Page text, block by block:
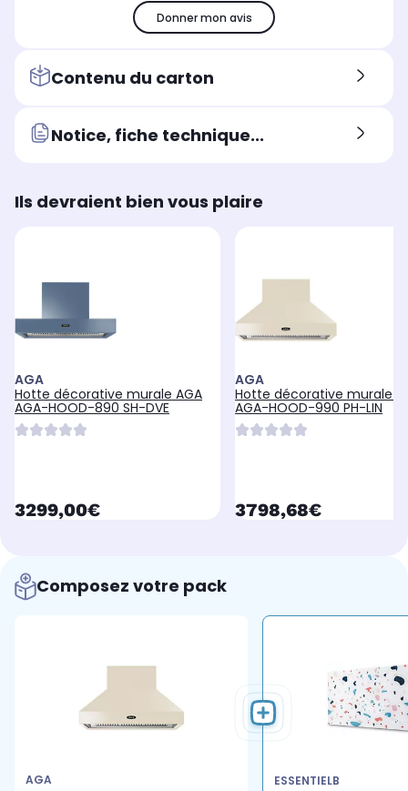
Donner mon avis
Contenu du carton
Notice, fiche technique...
Ils devraient bien vous plaire
AGA
Hotte décorative murale AGA
AGA-HOOD-890 SH-DVE
currentPrice
3299,00€
AGA
Hotte décorative murale
AGA-HOOD-990 PH-LIN
currentPrice
3798,68€
Composez votre pack
AGA
ESSENTIELB